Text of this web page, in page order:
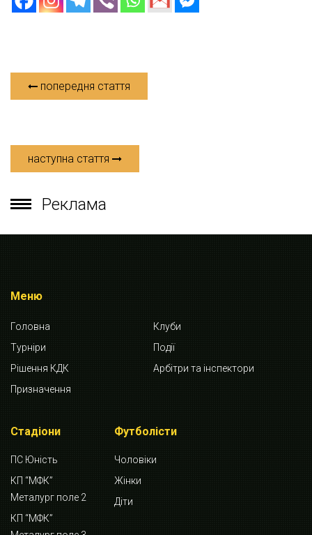
попередня стаття
наступна стаття
Реклама
Меню
Головна
Клуби
Турніри
Події
Рішення КДК
Арбітри та інспектори
Призначення
Стадіони
ПС Юність
КП “МФК”
Металург поле 2
КП “МФК”
Футболісти
Чоловіки
Жінки
Діти